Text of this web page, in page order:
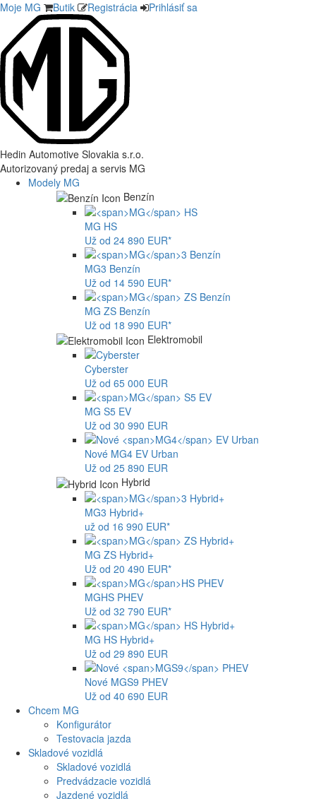
Moje MG Butik Registrácia Prihlásiť sa
Hedin Automotive Slovakia s.r.o.
Autorizovaný predaj a servis MG
Modely MG
Benzín
MG HS
Už od 24 890 EUR*
MG3 Benzín
Už od 14 590 EUR*
MG ZS Benzín
Už od 18 990 EUR*
Elektromobil
Cyberster
Už od 65 000 EUR
MG S5 EV
Už od 30 990 EUR
Nové MG4 EV Urban
Už od 25 890 EUR
Hybrid
MG3 Hybrid+
už od 16 990 EUR*
MG ZS Hybrid+
Už od 20 490 EUR*
MGHS PHEV
Už od 32 790 EUR*
MG HS Hybrid+
Už od 29 890 EUR
Nové MGS9 PHEV
Už od 40 690 EUR
Chcem MG
Konfigurátor
Testovacia jazda
Skladové vozidlá
Skladové vozidlá
Predvádzacie vozidlá
Jazdené vozidlá